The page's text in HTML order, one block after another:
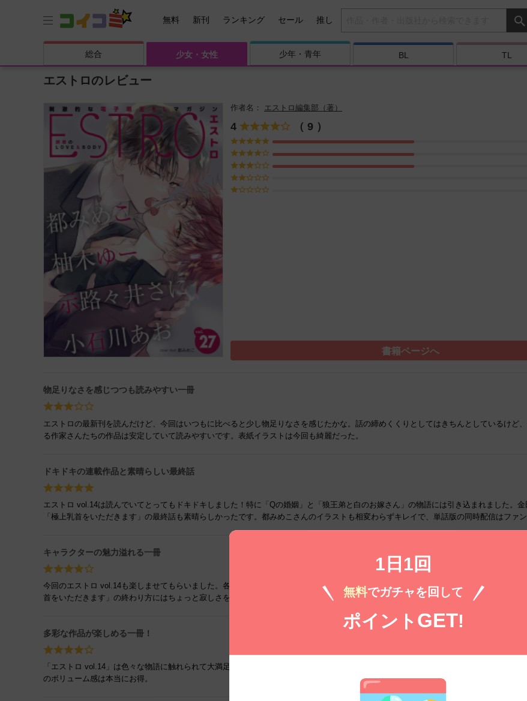
無料 新刊 ランキング セール 推し
総合 少女・ 女性 少年・ 青年 BL TL
エストロのレビュー
エストロ編集部（著）
4 （ 9 ）
書籍ページへ
物足りなさを感じつつも読みやすい一冊
エストロの最新刊を読んだけど、今回はいつもに比べると少し物足りなさを感じたかな。話の締めくくりとしてはきちんとしているけど
る作家さんたちの作品は安定していて読みやすいです。表紙イラストは今回も綺麗だった。
ドキドキの連載作品と素晴らしい最終話
エストロ vol.14は読んでいてとってもドキドキしました！特に「Qの婚姻」と「狼王弟と白のお嫁さん」の物語には引き込まれました。
「極上乳首をいただきます」の最終話も素晴らしかったです。都みめこさんのイラストも相変わらずキレイで、単話版の同時配信はファ
キャラクターの魅力溢れる一冊
今回のエストロ vol.14も楽しませてもらいました。各話ごとにキャラクターの魅力が光り、ストーリーに深みがあります。「愛すべき私
首をいただきます」の終わり方にはちょっと寂しさを感じます。また、表紙イラストも美しかったですね。
多彩な作品が楽しめる一冊！
「エストロ vol.14」は色々な物語に触れられて大満足！特に「Qの婚姻」はプロットが独創的で引き込まれました。最終話を迎えた「極
のボリューム感は本当にお得。
1日1回
無料でガチャを回して
ポイント GET!